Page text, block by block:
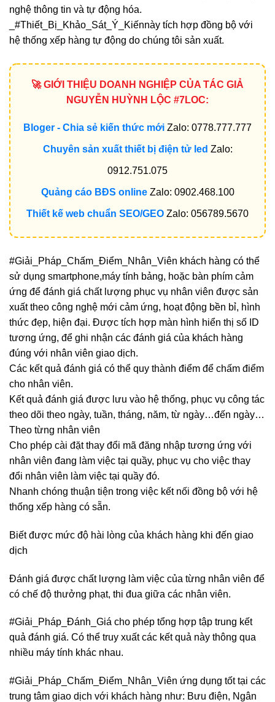
nghệ thông tin và tự động hóa.
_#Thiết_Bị_Khảo_Sát_Ý_Kiếnnày tích hợp đồng bộ với
hệ thống xếp hàng tự động do chúng tôi sản xuất.
🚀 GIỚI THIỆU DOANH NGHIỆP CỦA TÁC GIẢ
NGUYỄN HUỲNH LỘC #7LOC:
Bloger - Chia sẻ kiến thức mới Zalo: 0778.777.777
Chuyên sản xuất thiết bị điện tử led Zalo:
0912.751.075
Quảng cáo BĐS onlineZalo: 0902.468.100
Thiết kế web chuẩn SEO/GEO Zalo: 056789.5670
#Giải_Pháp_Chấm_Điểm_Nhân_Viên khách hàng có thể
sử dụng smartphone,máy tính bảng, hoặc bàn phím cảm
ứng để đánh giá chất lượng phục vụ nhân viên được sản
xuất theo công nghệ mới cảm ứng, hoạt động bền bỉ, hình
thức đẹp, hiện đại. Được tích hợp màn hình hiển thị số ID
tương ứng, để ghi nhận các đánh giá của khách hàng
đúng với nhân viên giao dịch.
Các kết quả đánh giá có thể quy thành điểm để chấm điểm
cho nhân viên.
Kết quả đánh giá được lưu vào hệ thống, phục vụ công tác
theo dõi theo ngày, tuần, tháng, năm, từ ngày…đến ngày…
Theo từng nhân viên
Cho phép cài đặt thay đổi mã đăng nhập tương ứng với
nhân viên đang làm việc tại quầy, phục vụ cho việc thay
đổi nhân viên làm việc tại quầy đó.
Nhanh chóng thuận tiện trong việc kết nối đồng bộ với hệ
thống xếp hàng có sẵn.
Biết được mức độ hài lòng của khách hàng khi đến giao
dịch
Đánh giá được chất lượng làm việc của từng nhân viên để
có chế độ thưởng phạt, thi đua giữa các nhân viên.
#Giải_Pháp_Đánh_Giá cho phép tổng hợp tập trung kết
quả đánh giá. Có thể truy xuất các kết quả này thông qua
nhiều máy tính khác nhau.
#Giải_Pháp_Chấm_Điểm_Nhân_Viên ứng dụng tốt tại các
trung tâm giao dịch với khách hàng như: Bưu điện, Ngân